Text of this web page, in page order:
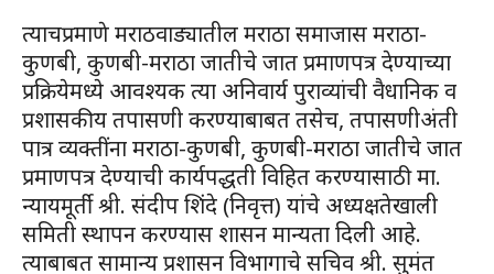
त्याचप्रमाणे मराठवाड्यातील मराठा समाजास मराठा-
कुणबी, कुणबी-मराठा जातीचे जात प्रमाणपत्र देण्याच्या
प्रक्रियेमध्ये आवश्यक त्या अनिवार्य पुराव्यांची वैधानिक व
प्रशासकीय तपासणी करण्याबाबत तसेच, तपासणीअंती
पात्र व्यक्तींना मराठा-कुणबी, कुणबी-मराठा जातीचे जात
प्रमाणपत्र देण्याची कार्यपद्धती विहित करण्यासाठी मा.
न्यायमूर्ती श्री. संदीप शिंदे (निवृत्त) यांचे अध्यक्षतेखाली
समिती स्थापन करण्यास शासन मान्यता दिली आहे.
त्याबाबत सामान्य प्रशासन विभागाचे सचिव श्री. सुमंत